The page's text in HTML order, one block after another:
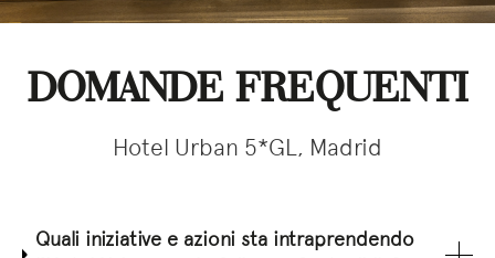
DOMANDE FREQUENTI
Hotel Urban 5*GL, Madrid
Quali iniziative e azioni sta intraprendendo